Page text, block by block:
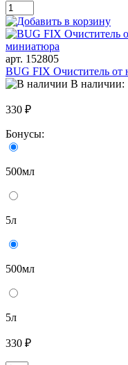
арт. 152805
BUG FIX Очиститель от
В наличии:
330 ₽
Бонусы:
500мл
5л
500мл
5л
330 ₽